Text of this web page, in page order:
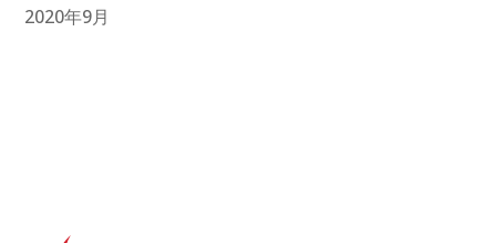
2020年9月